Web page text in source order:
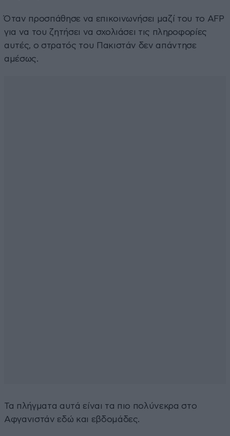
Όταν προσπάθησε να επικοινωνήσει μαζί του το AFP
για να του ζητήσει να σχολιάσει τις πληροφορίες
αυτές, ο στρατός του Πακιστάν δεν απάντησε
αμέσως.
Τα πλήγματα αυτά είναι τα πιο πολύνεκρα στο
Αφγανιστάν εδώ και εβδομάδες.